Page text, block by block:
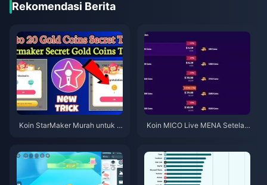
Rekomendasi Berita
Koin StarMaker Murah untuk A
Koin MICO Live MENA Setelah